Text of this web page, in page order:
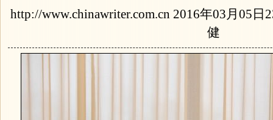
http://www.chinawriter.com.cn 2016年03月05日
健